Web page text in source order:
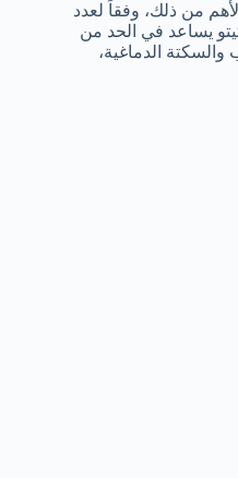
من ذلك، وفقاً لعدد
يساعد في الحد من
الدماغية،